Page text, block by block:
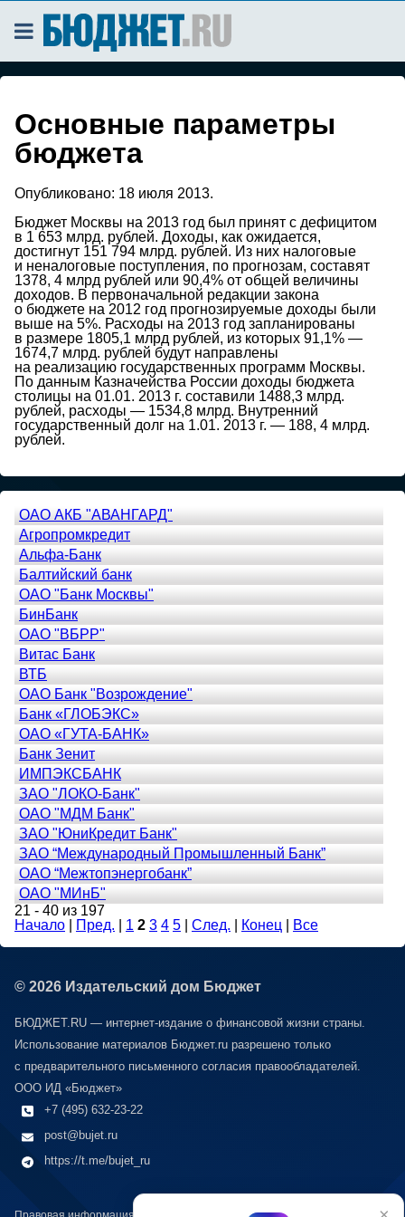
Основные параметры
бюджета
Опубликовано: 18 июля 2013.
Бюджет Москвы на 2013 год был принят с дефицитом
в 1 653 млрд. рублей. Доходы, как ожидается,
достигнут 151 794 млрд. рублей. Из них налоговые
и неналоговые поступления, по прогнозам, составят
1378, 4 млрд рублей или 90,4% от общей величины
доходов. В первоначальной редакции закона
о бюджете на 2012 год прогнозируемые доходы были
выше на 5%. Расходы на 2013 год запланированы
в размере 1805,1 млрд рублей, из которых 91,1% —
1674,7 млрд. рублей будут направлены
на реализацию государственных программ Москвы.
По данным Казначейства России доходы бюджета
столицы на 01.01. 2013 г. составили 1488,3 млрд.
рублей, расходы — 1534,8 млрд. Внутренний
государственный долг на 1.01. 2013 г. — 188, 4 млрд.
рублей.
ОАО АКБ "АВАНГАРД"
Агропромкредит
Альфа-Банк
Балтийский банк
ОАО "Банк Москвы"
БинБанк
ОАО "ВБРР"
Витас Банк
ВТБ
ОАО Банк "Возрождение"
Банк «ГЛОБЭКС»
ОАО «ГУТА-БАНК»
Банк Зенит
ИМПЭКСБАНК
ЗАО "ЛОКО-Банк"
ОАО "МДМ Банк"
ЗАО "ЮниКредит Банк"
ЗАО “Международный Промышленный Банк”
ОАО “Межтопэнергобанк”
ОАО "МИнБ"
21 - 40 из 197
Начало
Пред. 1 2 3 4 5 След. Конец Все
© 2026 Издательский дом Бюджет
БЮДЖЕТ.RU — интернет-издание о финансовой жизни страны.
Использование материалов Бюджет.ru разрешено только
с предварительного письменного согласия правообладателей.
ООО ИД «Бюджет»
+7 (495) 632-23-22
post@bujet.ru
https://t.me/bujet_ru